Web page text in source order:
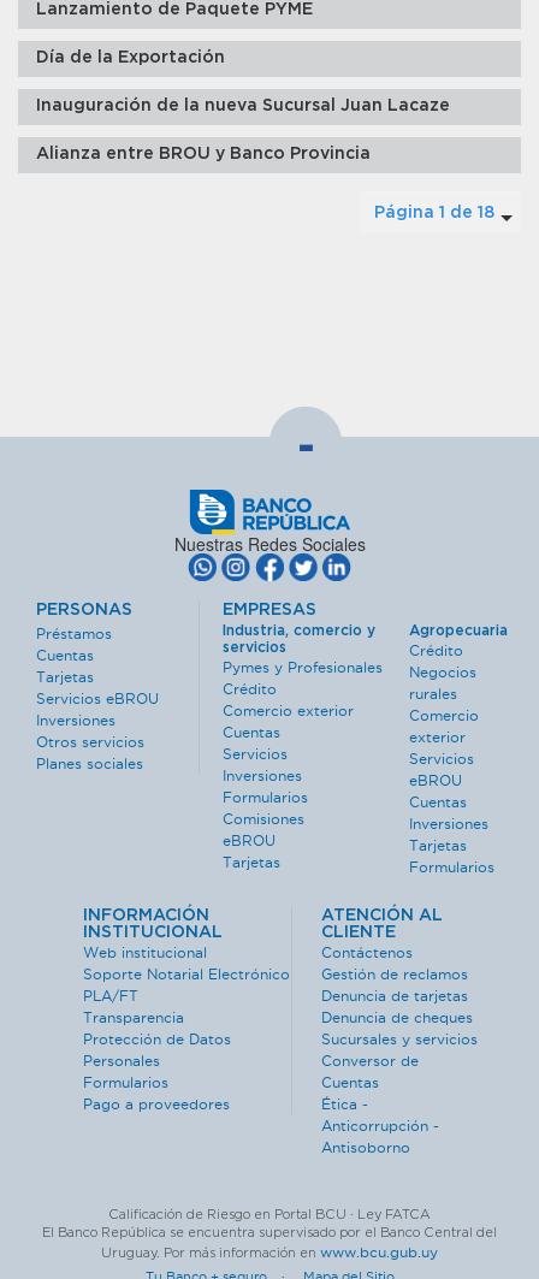
Lanzamiento de Paquete PYME
Día de la Exportación
Inauguración de la nueva Sucursal Juan Lacaze
Alianza entre BROU y Banco Provincia
Página 1 de 18
-
Nuestras Redes Sociales
PERSONAS
Préstamos
Cuentas
Tarjetas
Servicios eBROU
Inversiones
Otros servicios
Planes sociales
EMPRESAS
Industria, comercio y
servicios
Pymes y Profesionales
Crédito
Comercio exterior
Cuentas
Servicios
Inversiones
Formularios
Comisiones
eBROU
Tarjetas
Agropecuaria
Crédito
Negocios
rurales
Comercio
exterior
Servicios
eBROU
Cuentas
Inversiones
Tarjetas
Formularios
INFORMACIÓN
INSTITUCIONAL
Web institucional
Soporte Notarial Electrónico
PLA/FT
Transparencia
Protección de Datos
Personales
Formularios
Pago a proveedores
ATENCIÓN AL
CLIENTE
Contáctenos
Gestión de reclamos
Denuncia de tarjetas
Denuncia de cheques
Sucursales y servicios
Conversor de
Cuentas
Ética -
Anticorrupción -
Antisoborno
Calificación de Riesgo en Portal BCU · Ley FATCA
El Banco República se encuentra supervisado por el Banco Central del
Uruguay. Por más información en www.bcu.gub.uy